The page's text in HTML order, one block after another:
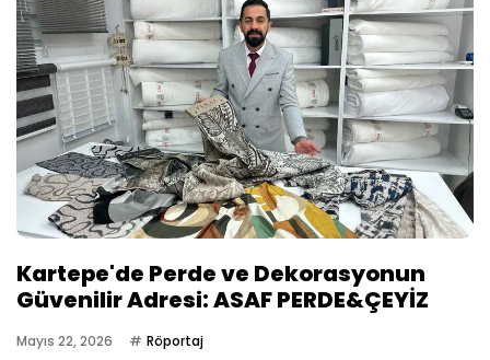
Kartepe'de Perde ve Dekorasyonun
Güvenilir Adresi: ASAF PERDE&ÇEYİZ
Mayıs 22, 2026 Röportaj